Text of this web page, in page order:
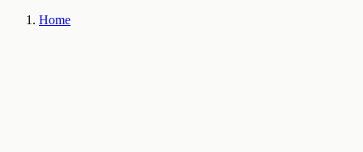
Home